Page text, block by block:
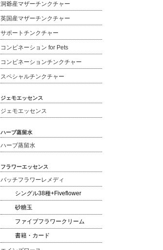
洞爺産マザーチンクチャー
英国産マザーチンクチャー
サポートチンクチャー
コンビネーション for Pets
コンビネーションチンクチャー
スペシャルチンクチャー
ジェモエッセンス
ジェモエッセンス
ハーブ蒸留水
ハーブ蒸留水
フラワーエッセンス
バッチフラワーレメディ
シングル38種+Fiveflower
砂糖玉
ファイブフラワークリーム
書籍・カード